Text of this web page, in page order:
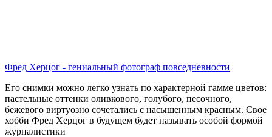
Фред Херцог - гениальный фотограф повседневности
Его снимки можно легко узнать по характерной гамме цветов:
пастельные оттенки оливкового, голубого, песочного,
бежевого виртуозно сочетались с насыщенным красным. Свое
хобби Фред Херцог в будущем будет называть особой формой
журналистики